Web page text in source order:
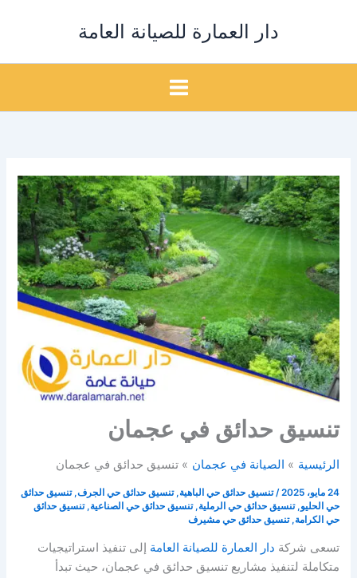
دار العمارة للصيانة العامة
تنسيق حدائق في عجمان
الرئيسية الصيانة في عجمان تنسيق حدائق في عجمان
24 مايو، 2025 /تنسيق حدائق حي الباهية,تنسيق حدائق حي الجرف,تنسيق حدائق
حي الحليو,تنسيق حدائق حي الرملية,تنسيق حدائق حي الصناعية,تنسيق حدائق
حي الكرامة,تنسيق حدائق حي مشيرف
تسعى شركة دار العمارة للصيانة العامة إلى تنفيذ استراتيجيات
متكاملة لتنفيذ مشاريع تنسيق حدائق في عجمان، حيث تبدأ